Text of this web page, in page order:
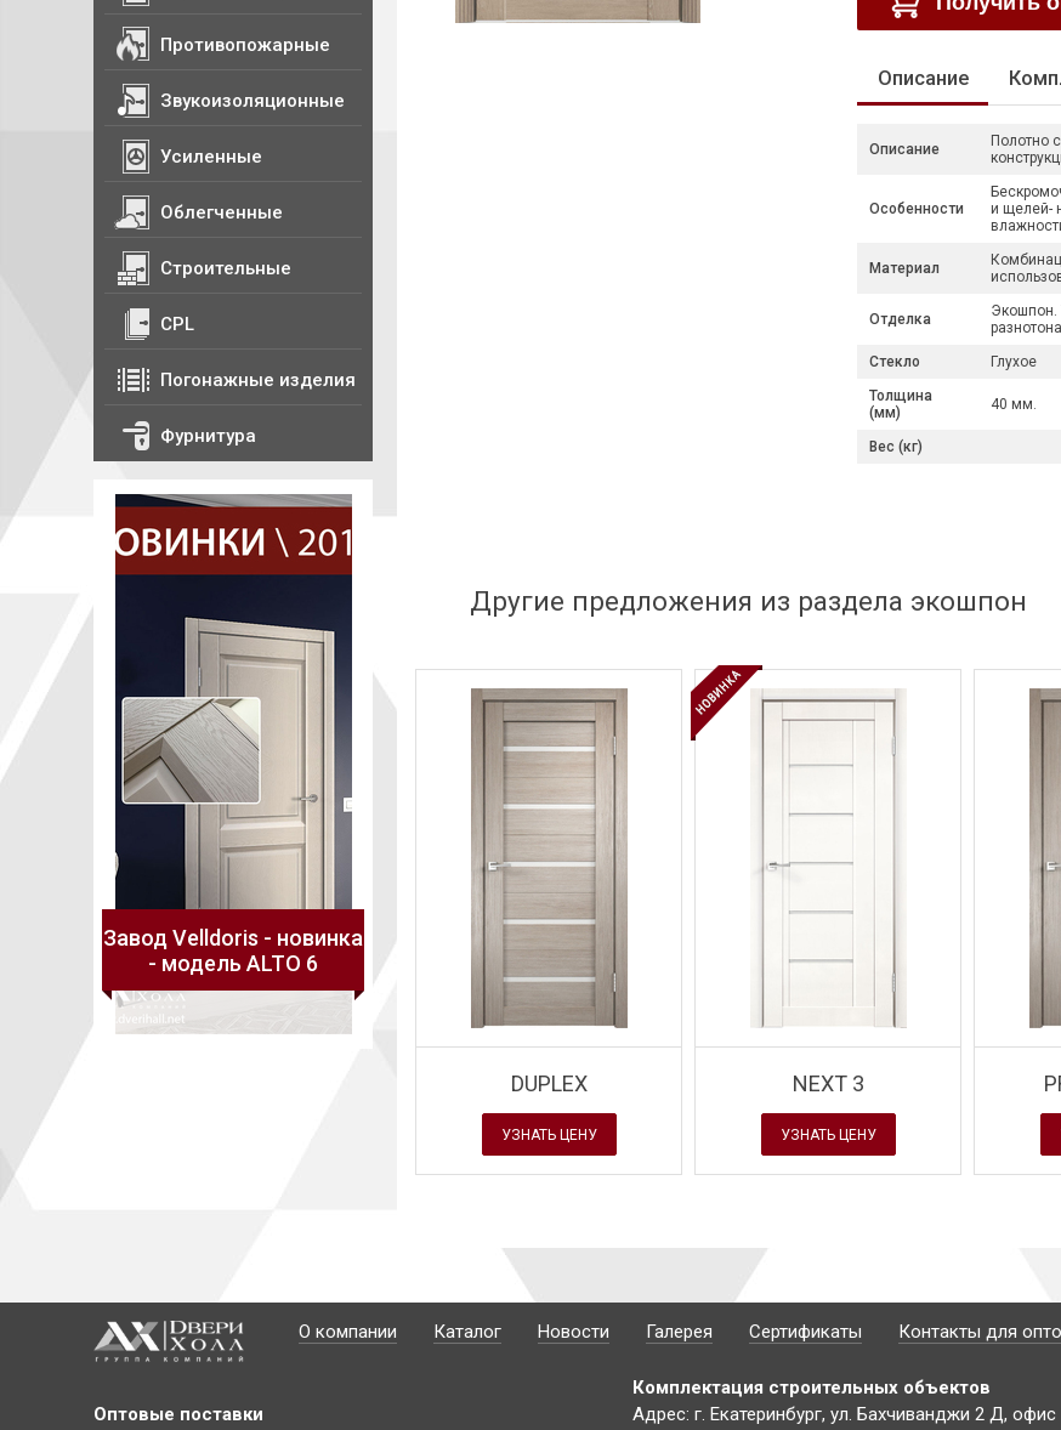
Противопожарные
Звукоизоляционные
Усиленные
Облегченные
Строительные
CPL
Погонажные изделия
Фурнитура
Завод Velldoris - новинка
- модель ALTO 6
Завод Velldoris - новинка
Soft Touch
- серия
Описание
Описание
Полотно
Особенности
и щелей-
Материал
Отделка
Экошпон.
Стекло
Глухое
Толщина
(мм)
40 мм.
Вес (кг)
Другие предложения из раздела экошпон
DUPLEX
УЗНАТЬ ЦЕНУ
NEXT 3
УЗНАТЬ ЦЕНУ
О компании Каталог Новости Галерея Сертификаты Контакты для
Оптовые поставки
Комплектация строительных объектов
Адрес: г. Екатеринбург, ул. Бахчиванджи 2 Д,